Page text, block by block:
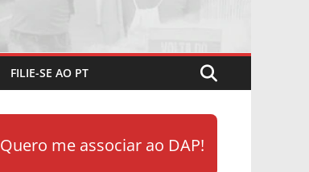
FILIE-SE AO PT
Quero me associar ao DAP!